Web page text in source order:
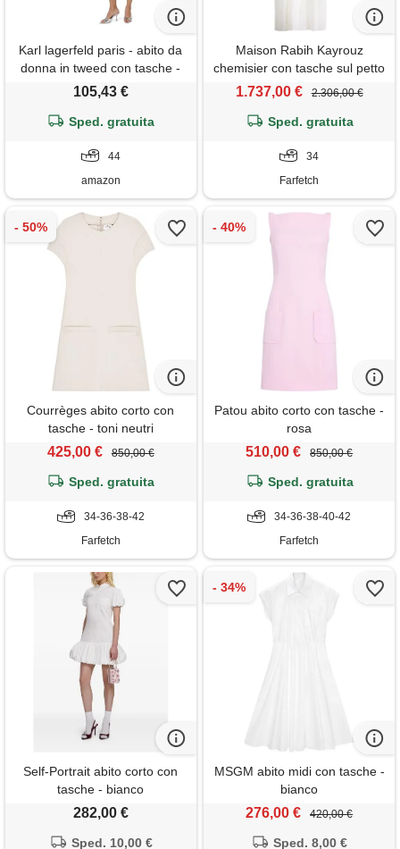
Karl lagerfeld paris - abito da
donna in tweed con tasche -
rosa - 44
105,43 €
Sped. gratuita
44
amazon
Maison Rabih Kayrouz
chemisier con tasche sul petto
- bianco
1.737,00 € 2.306,00 €
Sped. gratuita
34
Farfetch
Courrèges abito corto con
tasche - toni neutri
425,00 € 850,00 €
Sped. gratuita
34-36-38-42
Farfetch
Patou abito corto con tasche -
rosa
510,00 € 850,00 €
Sped. gratuita
34-36-38-40-42
Farfetch
Self-Portrait abito corto con
tasche - bianco
282,00 €
Sped. 10,00 €
MSGM abito midi con tasche -
bianco
276,00 € 420,00 €
Sped. 8,00 €